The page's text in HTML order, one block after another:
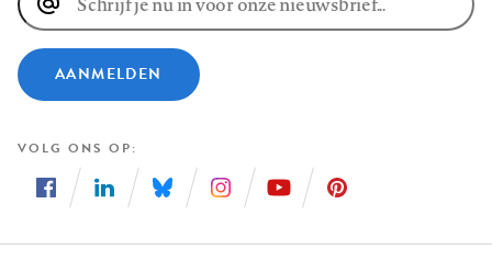
E-
mailadres
AANMELDEN
VOLG ONS OP
ons
ons
ons
ons
ons
ons